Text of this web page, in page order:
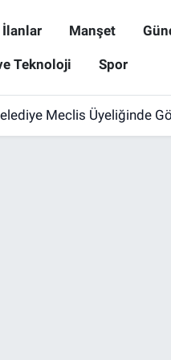
İlanlar Manşet
Teknoloji Spor
Parkı Yenilendi! Oyun